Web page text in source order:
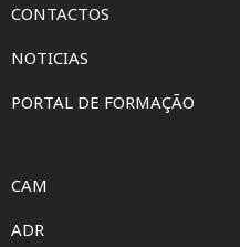
CONTACTOS
NOTICIAS
PORTAL DE FORMAÇÃO
CAM
ADR